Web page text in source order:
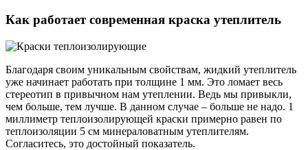
Как работает современная краска утеплитель
Благодаря своим уникальным свойствам, жидкий утеплитель
уже начинает работать при толщине 1 мм. Это ломает весь
стереотип в привычном нам утеплении. Ведь мы привыкли,
чем больше, тем лучше. В данном случае – больше не надо. 1
миллиметр теплоизолирующей краски примерно равен по
теплоизоляции 5 см минераловатным утеплителям.
Согласитесь, это достойный показатель.